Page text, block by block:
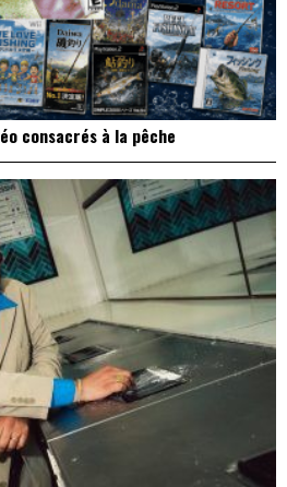
consacrés à la pêche